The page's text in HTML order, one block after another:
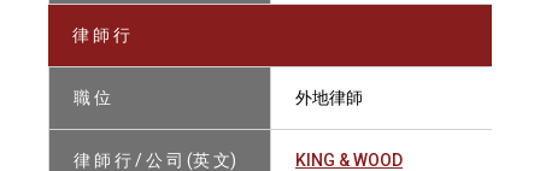
律 師 行
職 位 外地律師
律 師 行 / 公 司 (英 文) KING & WOOD